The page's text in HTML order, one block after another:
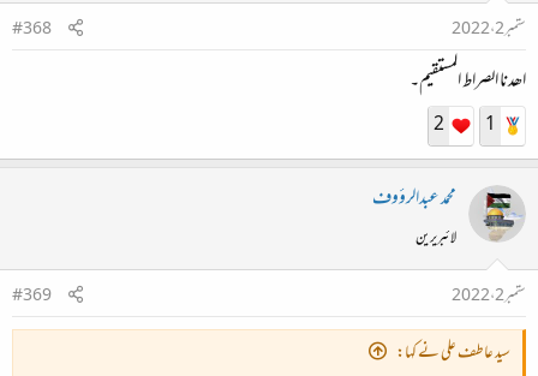
ستمبر 2، 2022
#368
اھدنا الصراط المستقیم۔
1
2
محمد عبدالرؤوف
لائبریرین
ستمبر 2، 2022
#369
سید عاطف علی نے کہا: